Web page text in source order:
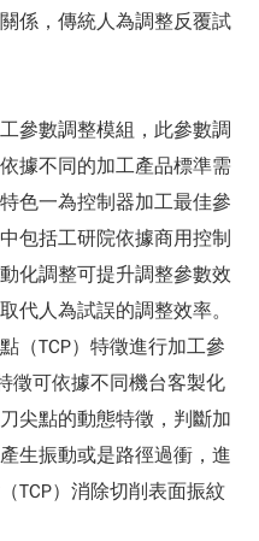
係，傳統人為調整反覆試
參數調整模組，此參數調
據不同的加工產品標準需
色一為控制器加工最佳參
包括工研院依據商用控制
化調整可提升調整參數效
代人為試誤的調整效率。
（TCP）特徵進行加工參
徵可依據不同機台客製化
尖點的動態特徵，判斷加
生振動或是路徑過衝，進
TCP）消除切削表面振紋